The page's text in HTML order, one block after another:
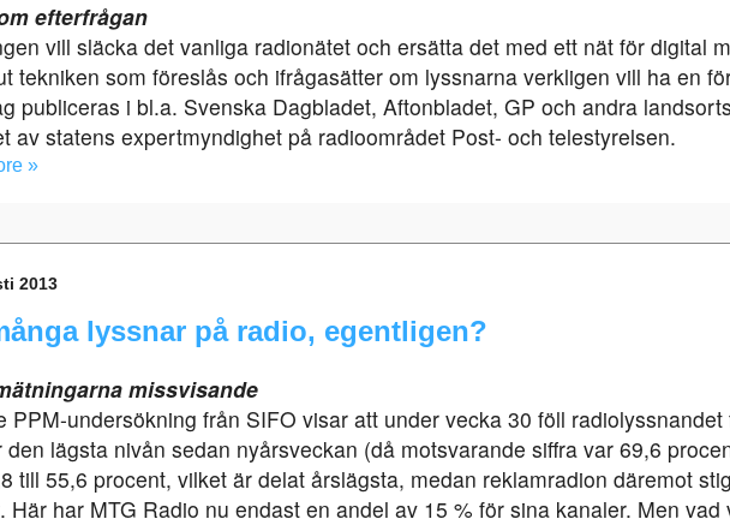
efterfrågan
vill släcka det vanliga radionätet och ersätta det med ett nät för digital
tekniken som föreslås och ifrågasätter om lyssnarna verkligen vill ha en
publiceras i bl.a. Svenska Dagbladet, Aftonbladet, GP och andra
av statens expertmyndighet på radioområdet Post- och telestyrelsen.
»
2013
lyssnar på radio, egentligen?
missvisande
PPM-undersökning från SIFO visar att under vecka 30 föll
den lägsta nivån sedan nyårsveckan (då motsvarande siffra var 69,6
till 55,6 procent, vilket är delat årslägsta, medan reklamradion däremot
Här har MTG Radio nu endast en andel av 15 % för sina kanaler. Men